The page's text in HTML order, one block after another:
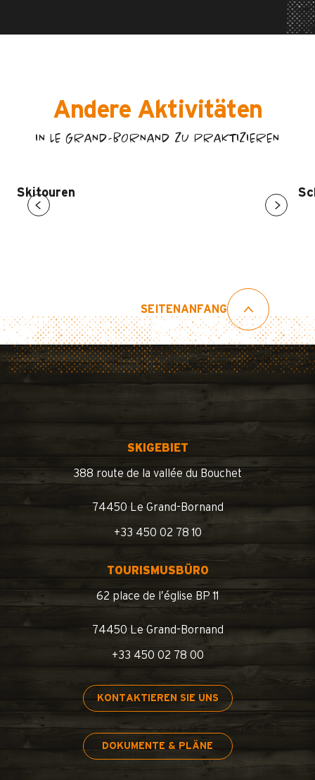
Andere Aktivitäten
IN LE GRAND-BORNAND ZU PRAKTIZIEREN
Skitouren
SEITENANFANG
SKIGEBIET
388 route de la vallée du Bouchet
74450 Le Grand-Bornand
+33 450 02 78 10
TOURISMUSBÜRO
62 place de l’église BP 11
74450 Le Grand-Bornand
+33 450 02 78 00
KONTAKTIEREN SIE UNS
DOKUMENTE & PLÄNE